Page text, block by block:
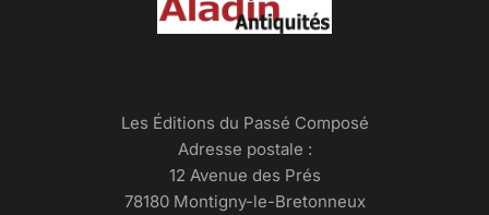
Les Éditions du Passé Composé
Adresse postale :
12 Avenue des Prés
78180 Montigny-le-Bretonneux